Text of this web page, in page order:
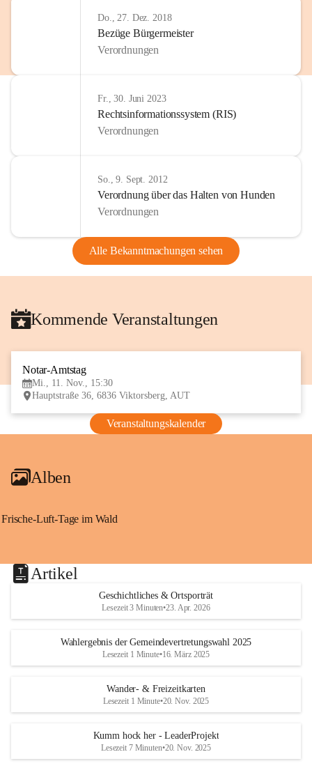
Do., 27. Dez. 2018
Bezüge Bürgermeister
Verordnungen
Fr., 30. Juni 2023
Rechtsinformationssystem (RIS)
Verordnungen
So., 9. Sept. 2012
Verordnung über das Halten von Hunden
Verordnungen
Alle Bekanntmachungen sehen
Kommende Veranstaltungen
Notar-Amtstag
Mi., 11. Nov., 15:30
Hauptstraße 36, 6836 Viktorsberg, AUT
Veranstaltungskalender
Alben
Frische-Luft-Tage im Wald
Artikel
Geschichtliches & Ortsporträt
Lesezeit 3 Minuten•23. Apr. 2026
Wahlergebnis der Gemeindevertretungswahl 2025
Lesezeit 1 Minute•16. März 2025
Wander- & Freizeitkarten
Lesezeit 1 Minute•20. Nov. 2025
Kumm hock her - LeaderProjekt
Lesezeit 7 Minuten•20. Nov. 2025